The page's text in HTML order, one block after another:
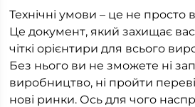
Технічні умови – це не просто
Це документ, який захищає
чіткі орієнтири для всього
Без нього ви не зможете ні
виробництво, ні пройти
нові ринки. Ось для чого